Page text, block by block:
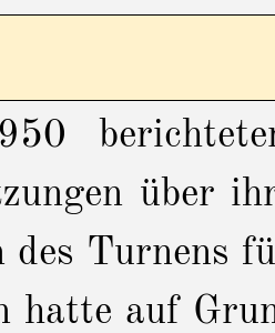
über
des Turnens
hatte auf